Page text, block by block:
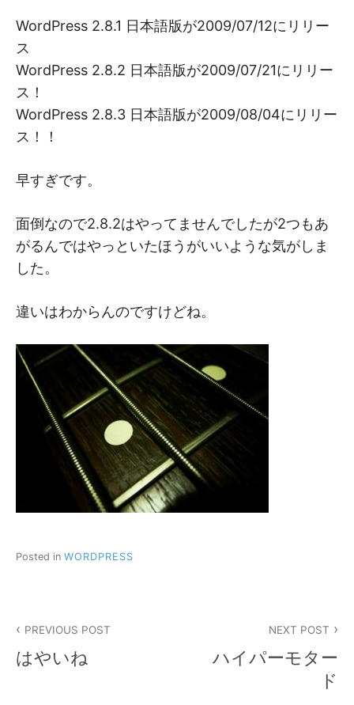
M
WordPress 2.8.1 日本語版が2009/07/12にリリー
ス
WordPress 2.8.2 日本語版が2009/07/21にリリー
ス！
WordPress 2.8.3 日本語版が2009/08/04にリリー
ス！！
早すぎです。
面倒なので2.8.2はやってませんでしたが2つもあ
がるんではやっといたほうがいいような気がしま
した。
違いはわからんのですけどね。
Posted in WORDPRESS
稿
PREVIOUS POST
はやいね
NEXT POST
ハイパーモター
ド